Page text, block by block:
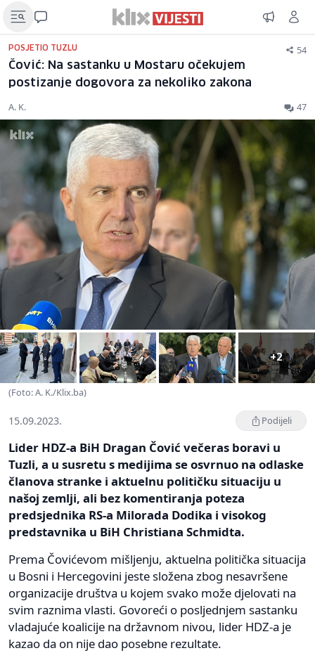
POSJETIO TUZLU 54
Čović: Na sastanku u Mostaru očekujem
postizanje dogovora za nekoliko zakona
A. K. 47
+2
(Foto: A. K./Klix.ba)
15.09.2023. Podijeli
Lider HDZ-a BiH Dragan Čović večeras boravi u
Tuzli, a u susretu s medijima se osvrnuo na odlaske
članova stranke i aktuelnu političku situaciju u
našoj zemlji, ali bez komentiranja poteza
predsjednika RS-a Milorada Dodika i visokog
predstavnika u BiH Christiana Schmidta.
Prema Čovićevom mišljenju, aktuelna politička situacija
u Bosni i Hercegovini jeste složena zbog nesavršene
organizacije društva u kojem svako može djelovati na
svim raznima vlasti. Govoreći o posljednjem sastanku
vladajuće koalicije na državnom nivou, lider HDZ-a je
kazao da on nije dao posebne rezultate.